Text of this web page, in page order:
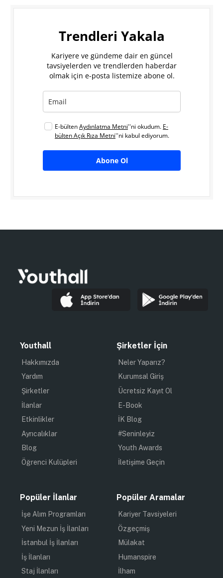
Trendleri Yakala
Kariyere ve gündeme dair en güncel
tavsiyelerden ve trendlerden haberdar
olmak için e-posta listemize abone ol.
E-bültenAydınlatma Metni''ni okudum. E-
bülten Açık Rıza Metni''ni kabul ediyorum.
Abone Ol
Youthall
Hakkımızda
Yardım
Şirketler
İlanlar
Etkinlikler
Ayrıcalıklar
Blog
Öğrenci Kulüpleri
Şirketler İçin
Neler Yaparız?
Kurumsal Giriş
Ücretsiz Kayıt Ol
E-Book
İK Blog
#Seninleyiz
Youth Awards
İletişime Geçin
Popüler İlanlar
İşe Alım Programları
Yeni Mezun İş İlanları
İstanbul İş İlanları
İş İlanları
Staj İlanları
Popüler Aramalar
Kariyer Tavsiyeleri
Özgeçmiş
Mülakat
Humanspire
İlham